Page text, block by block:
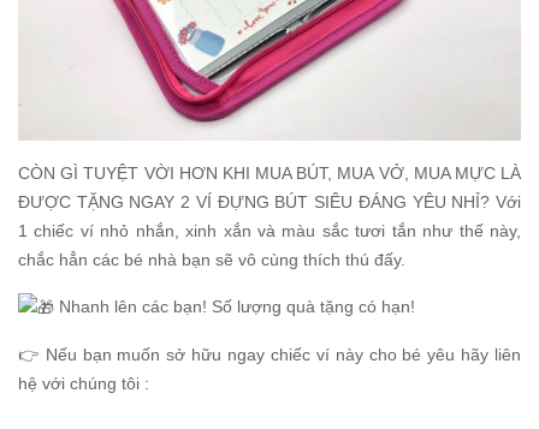
CÒN GÌ TUYỆT VỜI HƠN KHI MUA BÚT, MUA VỞ, MUA MỰC LÀ
ĐƯỢC TẶNG NGAY 2 VÍ ĐỰNG BÚT SIÊU ĐÁNG YÊU NHỈ? Với
1 chiếc ví nhỏ nhắn, xinh xắn và màu sắc tươi tắn như thế này,
chắc hẳn các bé nhà bạn sẽ vô cùng thích thú đấy.
Nhanh lên các bạn! Số lượng quà tặng có hạn!
👉 Nếu bạn muốn sở hữu ngay chiếc ví này cho bé yêu hãy liên
hệ với chúng tôi :